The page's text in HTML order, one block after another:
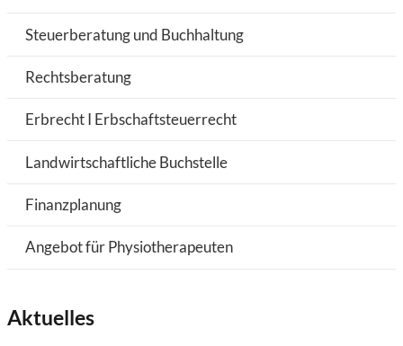
Steuerberatung und Buchhaltung
Rechtsberatung
Erbrecht I Erbschaftsteuerrecht
Landwirtschaftliche Buchstelle
Finanzplanung
Angebot für Physiotherapeuten
Aktuelles